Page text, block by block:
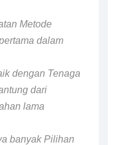
Metode
dalam
dengan Tenaga
dari
lama
banyak Pilihan